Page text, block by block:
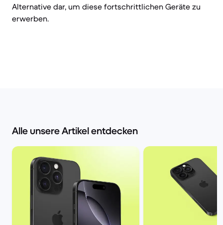
Alternative dar, um diese fortschrittlichen Geräte zu
erwerben.
Alle unsere Artikel entdecken